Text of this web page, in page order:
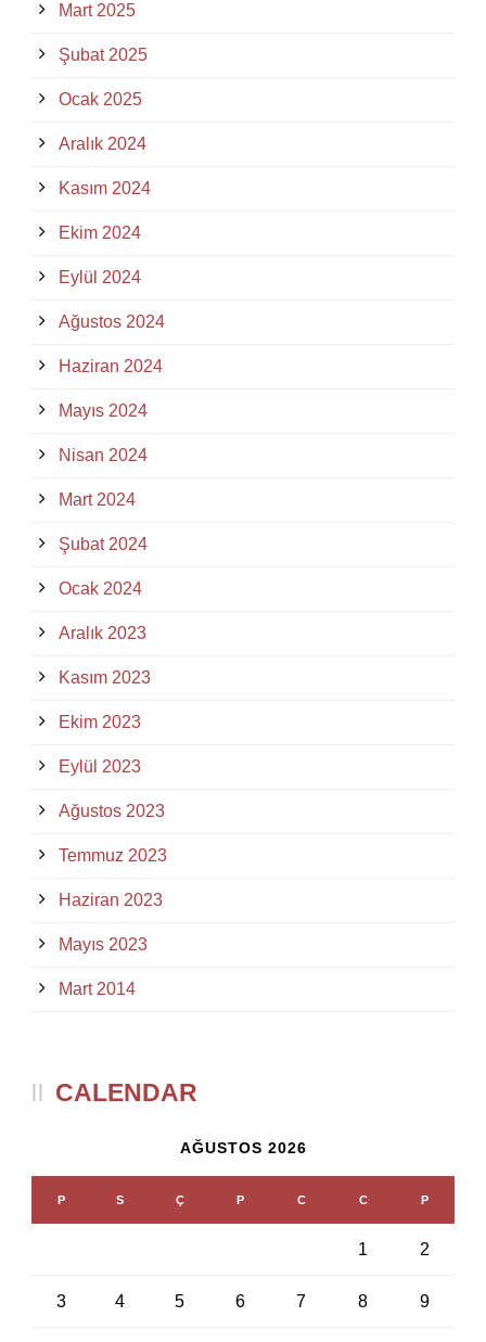
Mart 2025
Şubat 2025
Ocak 2025
Aralık 2024
Kasım 2024
Ekim 2024
Eylül 2024
Ağustos 2024
Haziran 2024
Mayıs 2024
Nisan 2024
Mart 2024
Şubat 2024
Ocak 2024
Aralık 2023
Kasım 2023
Ekim 2023
Eylül 2023
Ağustos 2023
Temmuz 2023
Haziran 2023
Mayıs 2023
Mart 2014
CALENDAR
AĞUSTOS 2026
P S Ç P C C P
1 2
3 4 5 6 7 8 9